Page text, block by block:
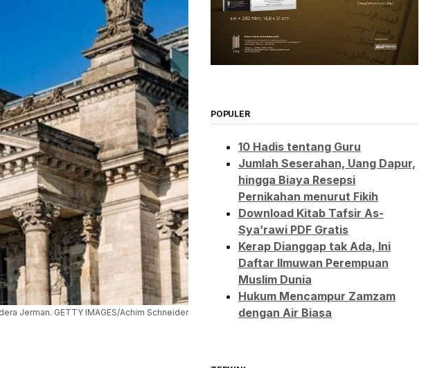
Jerman. GETTY IMAGES/Achim Schneider
POPULER
10 Hadis tentang Guru
Jumlah Seserahan, Uang Dapur,
hingga Biaya Resepsi
Pernikahan menurut Fikih
Download Kitab Tafsir As-
Sya’rawi PDF Gratis
Kerap Dianggap tak Ada, Ini
Daftar Ilmuwan Perempuan
Muslim Dunia
Hukum Mencampur Zamzam
dengan Air Biasa